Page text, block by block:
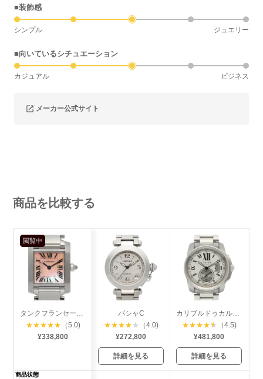
■装飾感
シンプル ジュエリー
■向いているシチュエーション
カジュアル ビジネス
メーカー公式サイト
商品を比較する
閲覧中
タンクフランセーズ SM
★★★★★ （5.0)
¥338,800
パシャC
★★★★ ★
（4.0)
¥272,800
詳細を見る
カリブルドゥカルティエ
★★★★★
（4.5)
¥481,800
詳細を見る
商品状態